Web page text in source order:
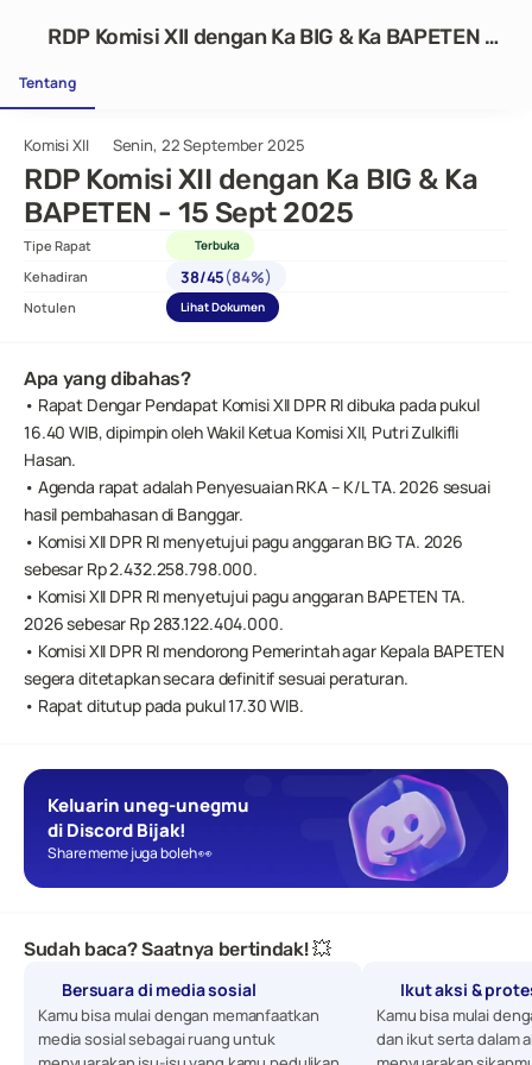
Komisi XII Senin, 22 September 2025
RDP Komisi XII dengan Ka BIG & Ka
BAPETEN - 15 Sept 2025
Tipe Rapat Terbuka
Kehadiran 38/45(84%)
Notulen Lihat Dokumen
Apa yang dibahas?
• Rapat Dengar Pendapat Komisi XII DPR RI dibuka pada pukul
16.40 WIB, dipimpin oleh Wakil Ketua Komisi XII, Putri Zulkifli
Hasan.
• Agenda rapat adalah Penyesuaian RKA – K/L TA. 2026 sesuai
hasil pembahasan di Banggar.
• Komisi XII DPR RI menyetujui pagu anggaran BIG TA. 2026
sebesar Rp 2.432.258.798.000.
• Komisi XII DPR RI menyetujui pagu anggaran BAPETEN TA.
2026 sebesar Rp 283.122.404.000.
• Komisi XII DPR RI mendorong Pemerintah agar Kepala BAPETEN
segera ditetapkan secara definitif sesuai peraturan.
• Rapat ditutup pada pukul 17.30 WIB.
Keluarin uneg-unegmu
di Discord Bijak!
Share meme juga boleh 👀
Sudah baca? Saatnya bertindak! 💥
Bersuara di media sosial
Kamu bisa mulai dengan memanfaatkan
media sosial sebagai ruang untuk
Ikut aksi &
Kamu bisa mulai
dan ikut serta dalam
RDP Komisi XII dengan Ka BIG & Ka BAPETEN -
Tentang